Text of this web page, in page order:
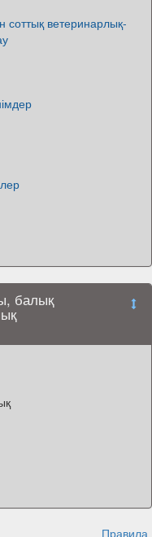
соттық ветеринарлық-
балық
Правила